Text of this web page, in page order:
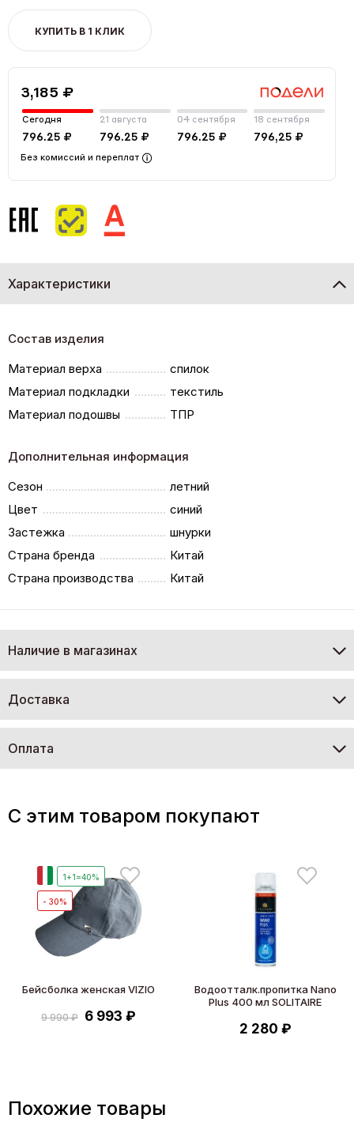
КУПИТЬ В 1 КЛИК
3,185 ₽
Сегодня
796.25 ₽
21 августа
796.25 ₽
04 сентября
796.25 ₽
18 сентября
796,25 ₽
Без комиссий и переплат
Характеристики
Состав изделия
Материал верха
спилок
Материал подкладки
текстиль
Материал подошвы
ТПР
Дополнительная информация
Сезон
летний
Цвет
синий
Застежка
шнурки
Страна бренда
Китай
Страна производства
Китай
Наличие в магазинах
Доставка
Оплата
C этим товаром покупают
1+1=40%
- 30%
Бейсболка женская VIZIO
9 990 ₽ 6 993 ₽
Водоотталк.пропитка Nano
Plus 400 мл SOLITAIRE
2 280 ₽
Похожие товары